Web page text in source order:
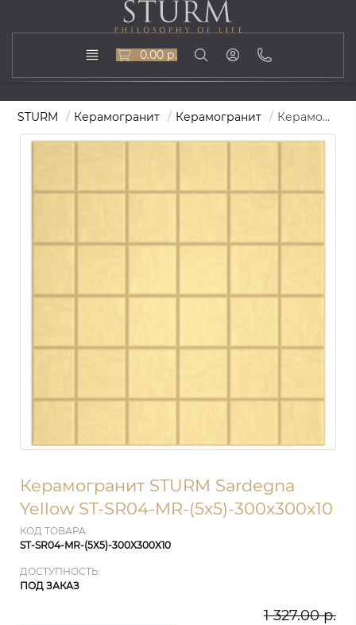
0.00 р.
STURM Керамогранит Керамогранит Керамогранит STURM Sardegna Yellow, мозаика, 30x30 см, поверхность матовая, ST-SR04-MR-(5х5)-300x300x10
Керамогранит STURM Sardegna
Yellow ST-SR04-MR-(5х5)-300x300x10
КОД ТОВАРА:
ST-SR04-MR-(5Х5)-300X300X10
ДОСТУПНОСТЬ:
ПОД ЗАКАЗ
1 327.00 р.